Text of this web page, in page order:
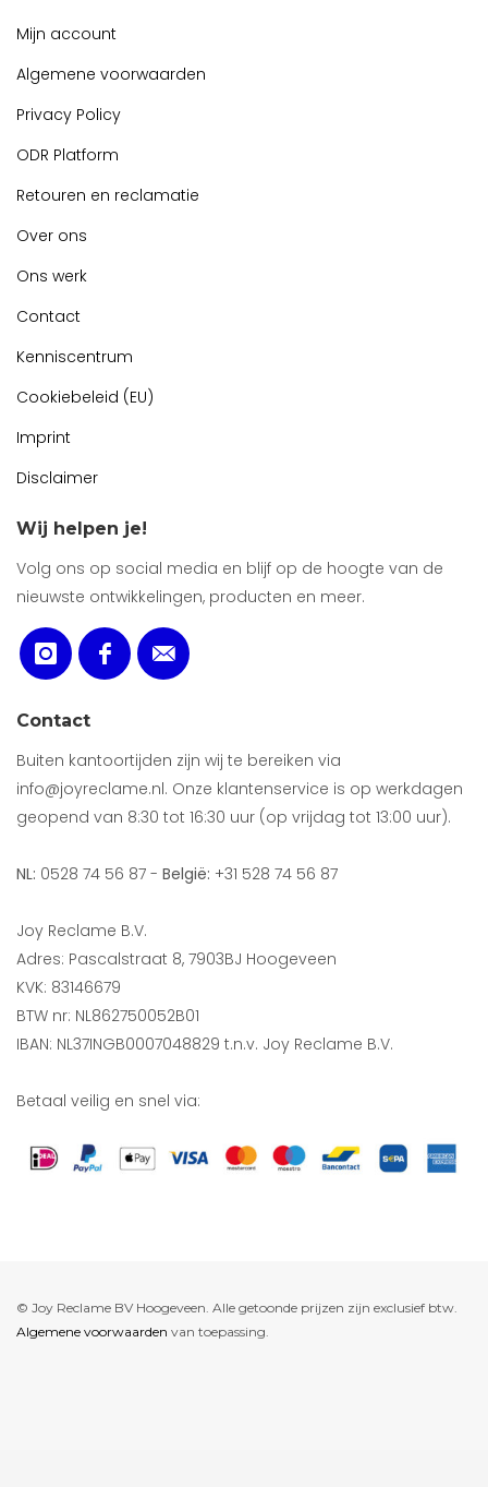
Mijn account
Algemene voorwaarden
Privacy Policy
ODR Platform
Retouren en reclamatie
Over ons
Ons werk
Contact
Kenniscentrum
Cookiebeleid (EU)
Imprint
Disclaimer
Wij helpen je!
Volg ons op social media en blijf op de hoogte van de
nieuwste ontwikkelingen, producten en meer.
Contact
Buiten kantoortijden zijn wij te bereiken via
info@joyreclame.nl. Onze klantenservice is op werkdagen
geopend van 8:30 tot 16:30 uur (op vrijdag tot 13:00 uur).
NL: 0528 74 56 87 - België: +31 528 74 56 87
Joy Reclame B.V.
Adres: Pascalstraat 8, 7903BJ Hoogeveen
KVK: 83146679
BTW nr: NL862750052B01
IBAN: NL37INGB0007048829 t.n.v. Joy Reclame B.V.
Betaal veilig en snel via:
© Joy Reclame BV Hoogeveen. Alle getoonde prijzen zijn exclusief btw.
Algemene voorwaarden van toepassing.